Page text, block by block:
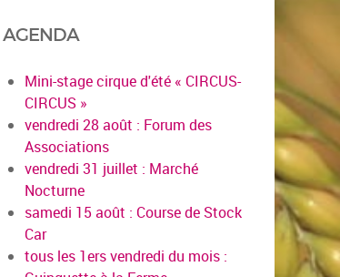
AGENDA
Mini-stage cirque d'été « CIRCUS-
CIRCUS »
vendredi 28 août : Forum des
Associations
vendredi 31 juillet : Marché
Nocturne
samedi 15 août : Course de Stock
Car
tous les 1ers vendredi du mois :